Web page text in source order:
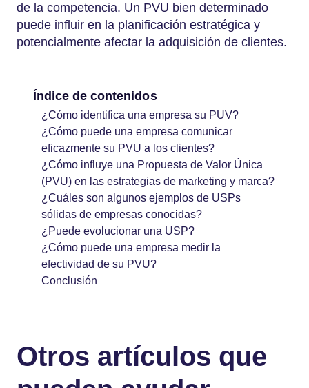
de la competencia. Un PVU bien determinado
puede influir en la planificación estratégica y
potencialmente afectar la adquisición de clientes.
Índice de contenidos
¿Cómo identifica una empresa su PUV?
¿Cómo puede una empresa comunicar
eficazmente su PVU a los clientes?
¿Cómo influye una Propuesta de Valor Única
(PVU) en las estrategias de marketing y marca?
¿Cuáles son algunos ejemplos de USPs
sólidas de empresas conocidas?
¿Puede evolucionar una USP?
¿Cómo puede una empresa medir la
efectividad de su PVU?
Conclusión
Otros artículos que